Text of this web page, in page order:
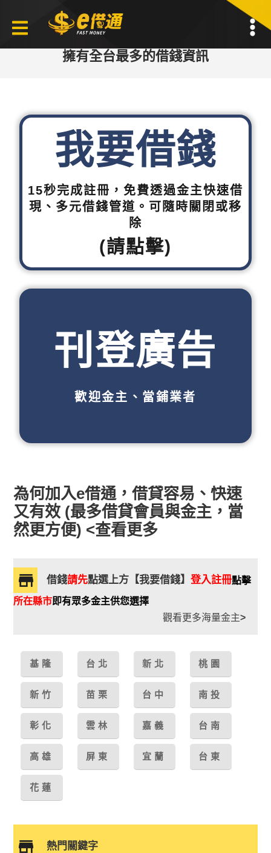
擁有全台最多的借錢資訊
我要借錢
15秒完成註冊，免費透過金主快速借
現、多元借錢管道。可隨時關閉或移
除
(請點擊)
刊登廣告
歡迎金主、當鋪業者
為何加入e借通，借貸容易、快速
又有效 (最多借貸會員與金主，當
然更方便) <查看更多
借錢請先點選上方【我要借錢】登入註冊點擊
所在縣市即有眾多金主供您選擇
觀看更多海量金主>
基隆 台北 新北 桃園
新竹 苗栗 台中 南投
彰化 雲林 嘉義 台南
高雄 屏東 宜蘭 台東
花蓮
熱門關鍵字